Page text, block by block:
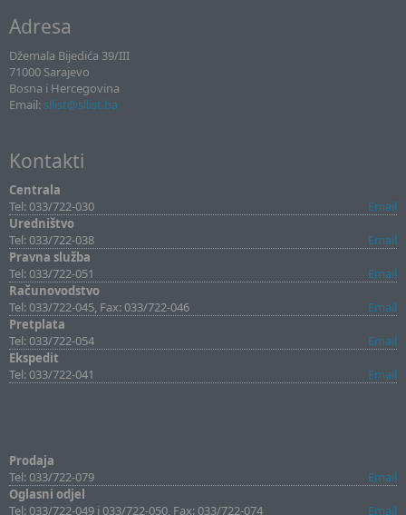
Adresa
Džemala Bijedića 39/III
71000 Sarajevo
Bosna i Hercegovina
Email: sllist@sllist.ba
Kontakti
Centrala
Tel: 033/722-030
Email
Uredništvo
Tel: 033/722-038
Email
Pravna služba
Tel: 033/722-051
Email
Računovodstvo
Tel: 033/722-045, Fax: 033/722-046
Email
Pretplata
Tel: 033/722-054
Email
Ekspedit
Tel: 033/722-041
Email
Prodaja
Tel: 033/722-079
Email
Oglasni odjel
Tel: 033/722-049 i 033/722-050, Fax: 033/722-074
Email